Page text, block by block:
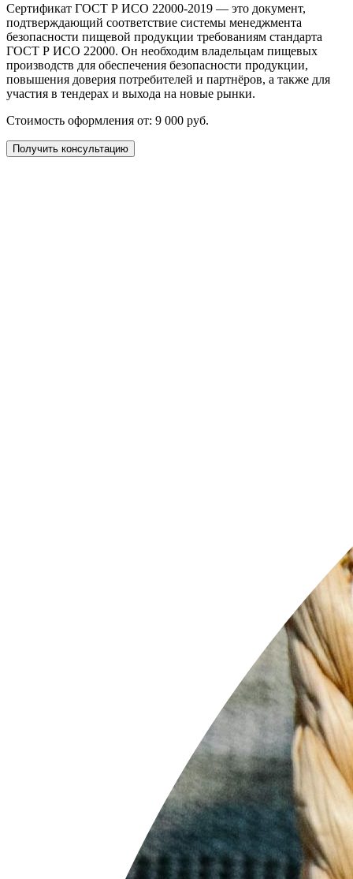
Сертификат ГОСТ Р ИСО 22000-2019 — это документ,
подтверждающий соответствие системы менеджмента
безопасности пищевой продукции требованиям стандарта
ГОСТ Р ИСО 22000. Он необходим владельцам пищевых
производств для обеспечения безопасности продукции,
повышения доверия потребителей и партнёров, а также для
участия в тендерах и выхода на новые рынки.
Стоимость оформления от: 9 000 руб.
Получить консультацию